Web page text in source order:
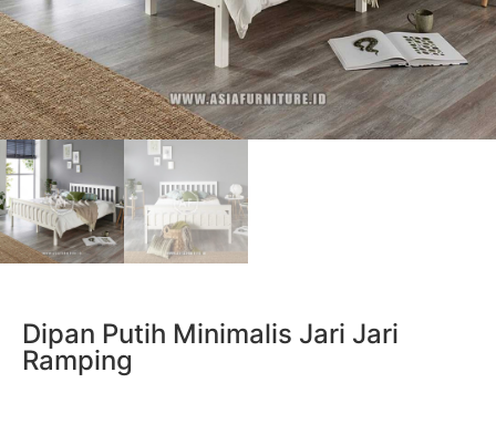
Dipan Putih Minimalis Jari Jari
Ramping